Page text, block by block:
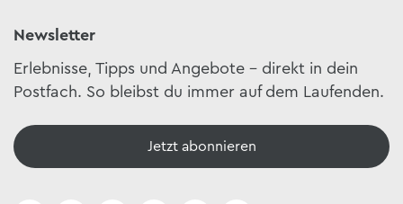
Newsletter
Erlebnisse, Tipps und Angebote – direkt in dein
Postfach. So bleibst du immer auf dem Laufenden.
Jetzt abonnieren